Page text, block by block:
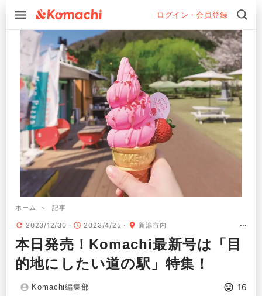
ログイン・会員登録
ホーム 記事
2023/12/30 2023/4/25 新潟市内
本日発売！Komachi最新号は「目
的地にしたい道の駅」特集！
Komachi編集部 16